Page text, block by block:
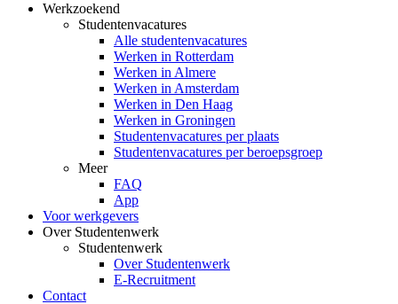
Werkzoekend
Studentenvacatures
Alle studentenvacatures
Werken in Rotterdam
Werken in Almere
Werken in Amsterdam
Werken in Den Haag
Werken in Groningen
Studentenvacatures per plaats
Studentenvacatures per beroepsgroep
Meer
FAQ
App
Voor werkgevers
Over Studentenwerk
Studentenwerk
Over Studentenwerk
E-Recruitment
Contact